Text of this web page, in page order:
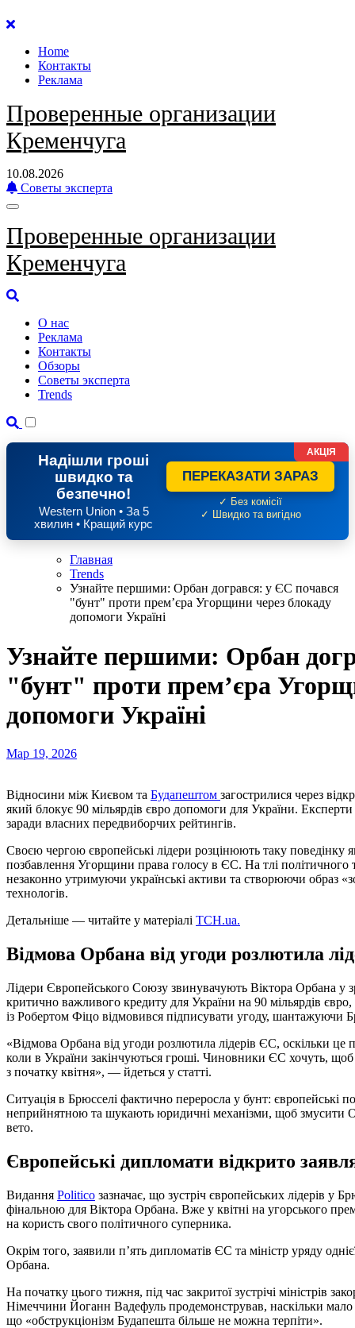
Перейти
содержанию
Home
Контакты
Реклама
Проверенные организации
Кременчуга
10.08.2026
Советы эксперта
Проверенные организации
Кременчуга
О нас
Реклама
Контакты
Обзоры
Советы эксперта
Trends
Надішли гроші
швидко та
безпечно!
Western Union • За 5
хвилин • Кращий курс
ПЕРЕКАЗАТИ ЗАРАЗ
✓ Без комісії
✓ Швидко та вигідно
АКЦІЯ
Главная
Trends
Узнайте першими: Орбан догрався: у ЄС почався
"бунт" проти премʼєра Угорщини через блокаду
допомоги Україні
Узнайте першими: Орбан
"бунт" проти премʼєра
допомоги Україні
Мар 19, 2026
Відносини між Києвом та Будапештом загострилися через
який блокує 90 мільярдів євро допомоги для України.
заради власних передвиборчих рейтингів.
Своєю чергою європейські лідери розцінюють таку поведінку
позбавлення Угорщини права голосу в ЄС. На тлі політичного
незаконно утримуючи українські активи та створюючи образ
технологів.
Детальніше — читайте у матеріалі ТСН.ua.
Відмова Орбана від угоди розлютила
Лідери Європейського Союзу звинувачують Віктора Орбана у
критично важливого кредиту для України на 90 мільярдів
із Робертом Фіцо відмовився підписувати угоду, шантажуючи
«Відмова Орбана від угоди розлютила лідерів ЄС, оскільки
коли в України закінчуються гроші. Чиновники ЄС хочуть,
з початку квітня», — йдеться у статті.
Ситуація в Брюсселі фактично переросла у бунт: європейські
неприйнятною та шукають юридичні механізми, щоб змусити
вето.
Європейські дипломати відкрито
Видання Politico зазначає, що зустріч європейських лідерів у
фінальною для Віктора Орбана. Вже у квітні на угорського
на користь свого політичного суперника.
Окрім того, заявили п’ять дипломатів ЄС та міністр уряду
Орбана.
На початку цього тижня, під час закритої зустрічі міністрів
Німеччини Йоганн Вадефуль продемонстрував, наскільки
що «обструкціонізм Будапешта більше не можна терпіти».